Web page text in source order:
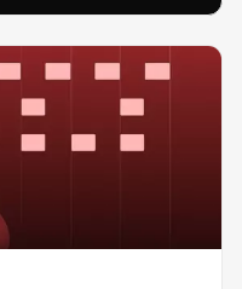
y MIDI, los
pasos.